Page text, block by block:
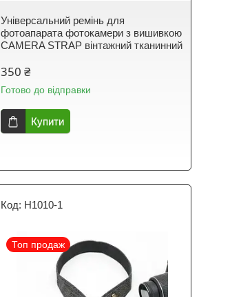
Універсальний ремінь для
фотоапарата фотокамери з вишивкою
CAMERA STRAP вінтажний тканинний
350 ₴
Готово до відправки
Купити
H1010-1
Топ продаж